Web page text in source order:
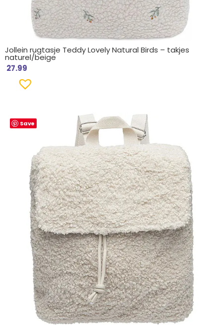
Jollein rugtasje Teddy Lovely Natural Birds – takjes
naturel/beige
27.99
Save